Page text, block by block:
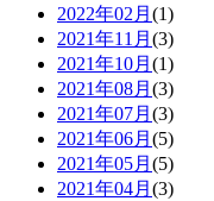
2022年02月 (1)
2021年11月 (3)
2021年10月 (1)
2021年08月 (3)
2021年07月 (3)
2021年06月 (5)
2021年05月 (5)
2021年04月 (3)